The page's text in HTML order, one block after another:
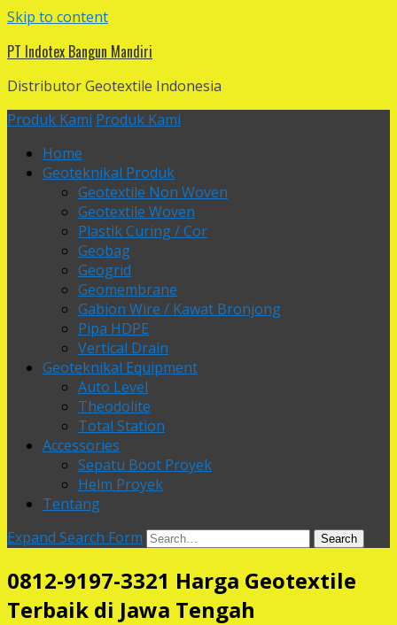
Skip to content
PT Indotex Bangun Mandiri
Distributor Geotextile Indonesia
Produk Kami Produk Kami
Home
Geoteknikal Produk
Geotextile Non Woven
Geotextile Woven
Plastik Curing / Cor
Geobag
Geogrid
Geomembrane
Gabion Wire / Kawat Bronjong
Pipa HDPE
Vertical Drain
Geoteknikal Equipment
Auto Level
Theodolite
Total Station
Accessories
Sepatu Boot Proyek
Helm Proyek
Tentang
Expand Search Form
Search
0812-9197-3321 Harga Geotextile
Terbaik di Jawa Tengah